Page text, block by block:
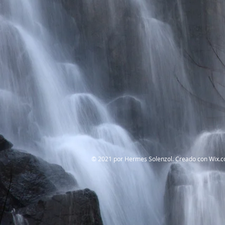
© 2021 por Hermes Solenzol. Creado con